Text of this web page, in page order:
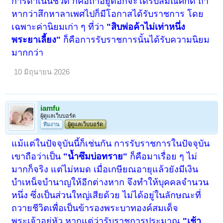
หากว่าสึกหาลาเพศไปก็มีโอกาสได้รับราชการ โดย
เฉพาะค่านิยมเก่า ๆ ที่ว่า "สิบพ่อค้าไม่เท่าหนึ่ง
พระยาเลี้ยง" ก็คือการรับราชการนั้นได้รับความนิยม
มากกว่า
10 มิถุนายน 2026
iamfu
ผู้ดูแลเว็บบอร์ด
ทีมงาน
ผู้ดูแลเว็บบอร์ด
แม้แต่ในปัจจุบันนี้ก็เช่นกัน การรับราชการในปัจจุบัน
เขาถือว่าเป็น "น้ำซึมบ่อทราย" ก็คือมาเรื่อย ๆ ไม่
มากก็จริง แต่ไม่หมด เมื่อเกษียณอายุแล้วยังมีเงิน
บำเหน็จบำนาญให้อีกต่างหาก จึงทำให้บุคคลจำนวน
หนึ่ง ซึ่งเป็นส่วนใหญ่เสียด้วย ไม่ได้อยู่ในลักษณะที่
ถวายชีวิตเพื่อเป็นข้ารองพระบาทองค์สมเด็จ